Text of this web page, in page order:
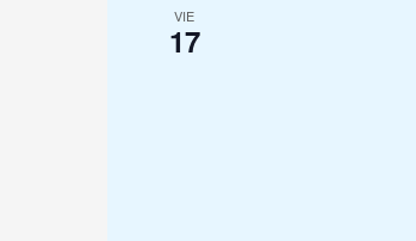
VIE
17